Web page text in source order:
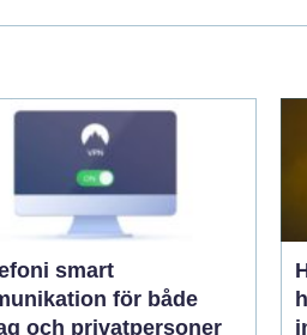
smart
för både
och privatpersoner